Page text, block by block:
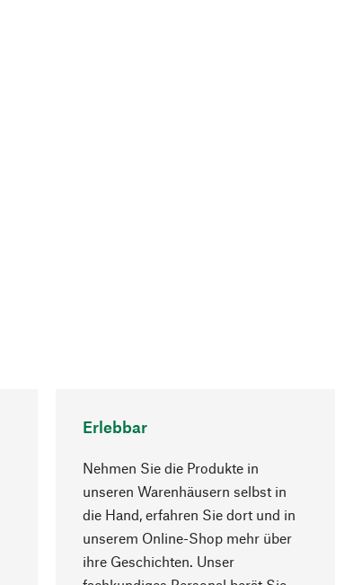
Erlebbar
Nehmen Sie die Produkte in
unseren Warenhäusern selbst in
die Hand, erfahren Sie dort und in
unserem Online-Shop mehr über
ihre Geschichten. Unser